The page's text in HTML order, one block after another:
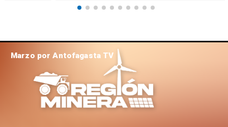
Marzo por Antofagasta TV